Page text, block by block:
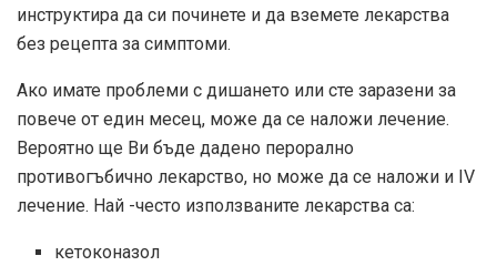
инструктира да си починете и да вземете лекарства
без рецепта за симптоми.
Ако имате проблеми с дишането или сте заразени за
повече от един месец, може да се наложи лечение.
Вероятно ще Ви бъде дадено перорално
противогъбично лекарство, но може да се наложи и IV
лечение. Най -често използваните лекарства са:
кетоконазол